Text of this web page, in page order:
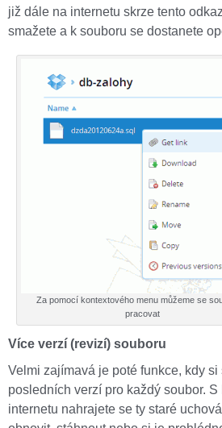
již dále na internetu skrze tento
smažete a k souboru se dostanete
Za pomocí kontextového menu můžeme se
pracovat
Více verzí (revizí) souboru
Velmi zajímavá je poté funkce, kdy
posledních verzí pro každý soubor.
internetu nahrajete se ty staré